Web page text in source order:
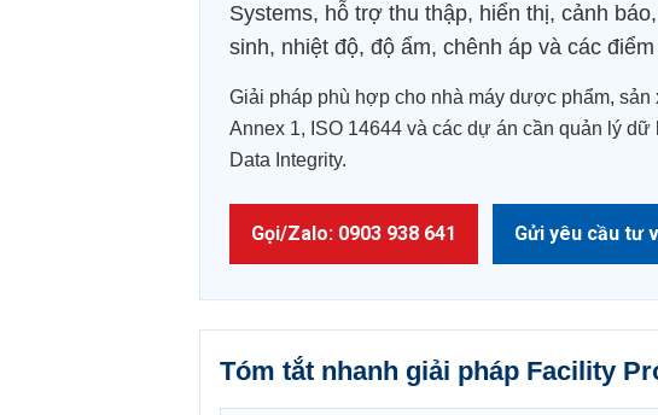
Systems, hỗ trợ thu thập, hiển thị, cảnh
sinh, nhiệt độ, độ ẩm, chênh áp và các
Giải pháp phù hợp cho nhà máy dược phẩm, sản
Annex 1, ISO 14644 và các dự án cần quản lý
Data Integrity.
Gọi/Zalo: 0903 938 641 Gửi yêu cầu tư
Tóm tắt nhanh giải pháp Facility